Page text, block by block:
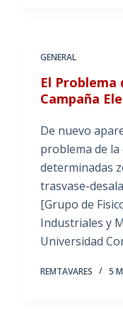
GENERAL
El Problema
Campaña
De nuevo
problema de la
determinadas
trasvase-
[Grupo de
Industriales y
Universidad
REMTAVARES 5